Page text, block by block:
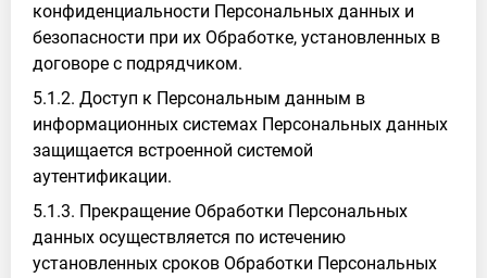
конфиденциальности Персональных данных и
безопасности при их Обработке, установленных в
договоре с подрядчиком.
5.1.2. Доступ к Персональным данным в
информационных системах Персональных данных
защищается встроенной системой
аутентификации.
5.1.3. Прекращение Обработки Персональных
данных осуществляется по истечению
установленных сроков Обработки Персональных